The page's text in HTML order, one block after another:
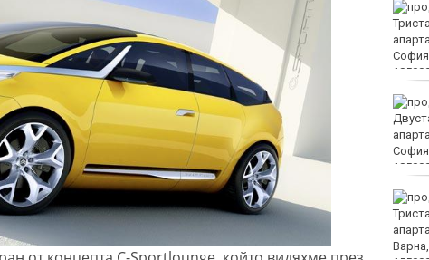
РЗИ: Растат случаите на
затлъстяване сред
учениците във
Варненско
Временно са
преустановени
административните
услуги в КАТ - Варна и
Трето РУ
Сред еврейските
младежи в Банско